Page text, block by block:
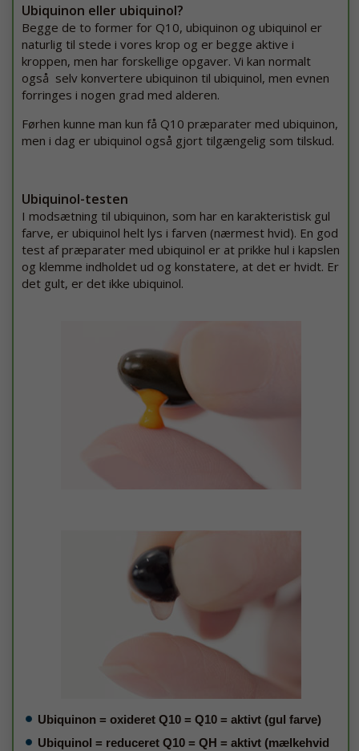
Ubiquinon eller ubiquinol?
Begge de to former for Q10, ubiquinon og ubiquinol er
naturlig til stede i vores krop og er begge aktive i
kroppen, men har forskellige opgaver. Vi kan normalt
også selv konvertere ubiquinon til ubiquinol, men evnen
forringes i nogen grad med alderen.
Førhen kunne man kun få Q10 præparater med ubiquinon,
men i dag er ubiquinol også gjort tilgængelig som tilskud.
Ubiquinol-testen
I modsætning til ubiquinon, som har en karakteristisk gul
farve, er ubiquinol helt lys i farven (nærmest hvid). En god
test af præparater med ubiquinol er at prikke hul i kapslen
og klemme indholdet ud og konstatere, at det er hvidt. Er
det gult, er det ikke ubiquinol.
Ubiquinon = oxideret Q10 = Q10 = aktivt (gul farve)
Ubiquinol = reduceret Q10 = QH = aktivt (mælkehvid